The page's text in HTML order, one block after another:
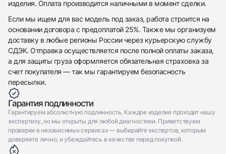
изделия. Оплата производится наличными в момент сделки.
Если мы ищем для вас модель под заказ, работа строится на
основании договора с предоплатой 25%. Также мы организуем
доставку в любые регионы России через курьерскую службу
СДЭК. Отправка осуществляется после полной оплаты заказа,
а для защиты груза оформляется обязательная страховка за
счет покупателя — так мы гарантируем безопасность
пересылки.
Гарантия подлинности
Гарантируем абсолютную подлинность. Каждое изделие проходит нашу
экспертизу, но мы открыты для любой диагностики. Приветствуем
проверки в независимых сервисах — выбирайте экспертов, которым
доверяете лично, и убеждайтесь в качестве перед покупкой.
Отправить заявку
Приложите фото ваших часов…
Отправить заявку